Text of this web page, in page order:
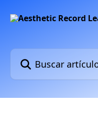
Buscar artículos...